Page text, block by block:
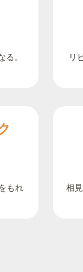
。 リ
もれ 相